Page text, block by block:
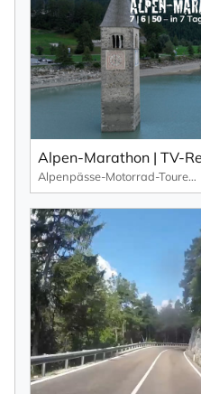
Alpenpässe-Motorrad-Touren: Alpen-Marathon, die TV-Reportagen